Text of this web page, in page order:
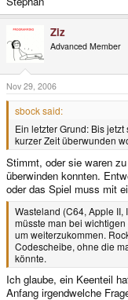
Ziz
Advanced Member
Nov 29, 2006
sbock said:
Ein letzter Grund: Bis
kurzer Zeit überwunden
Stimmt, oder sie waren
überwinden konnten.
oder das Spiel muss mit
Wasteland (C64, Apple II,
müsste man bei
um weiterzukommen.
Codescheibe, ohne die
könnte.
Ich glaube, ein Keenteil
Anfang irgendwelche